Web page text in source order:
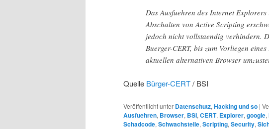
Das Ausfuehren des Internet
Abschalten von Active Scripting
jedoch nicht vollstaendig verhindern.
Buerger-CERT, bis zum Vorliegen
aktuellen alternativen Browser
Quelle Bürger-CERT/ BSI
Veröffentlicht unter Datenschutz, Hacking und so |
Ausfuehren, Browser, BSI, CERT, Explorer, google,
Schadcode, Schwachstelle, Scripting, Security,